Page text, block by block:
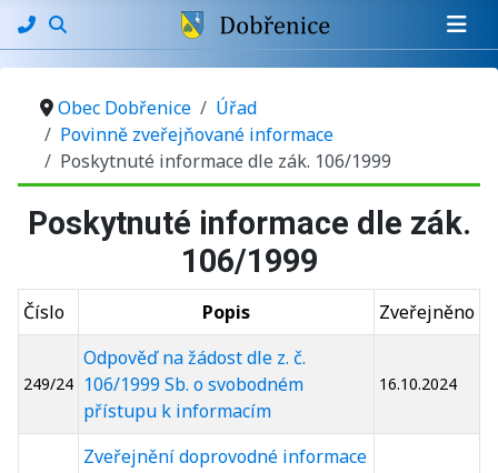
Obec Dobřenice
Úřad
Povinně zveřejňované informace
Poskytnuté informace dle zák. 106/1999
Poskytnuté informace dle zák.
106/1999
Číslo Popis Zveřejněno
249/24
Odpověď na žádost dle z. č.
106/1999 Sb. o svobodném
přístupu k informacím
16.10.2024
Zveřejnění doprovodné informace